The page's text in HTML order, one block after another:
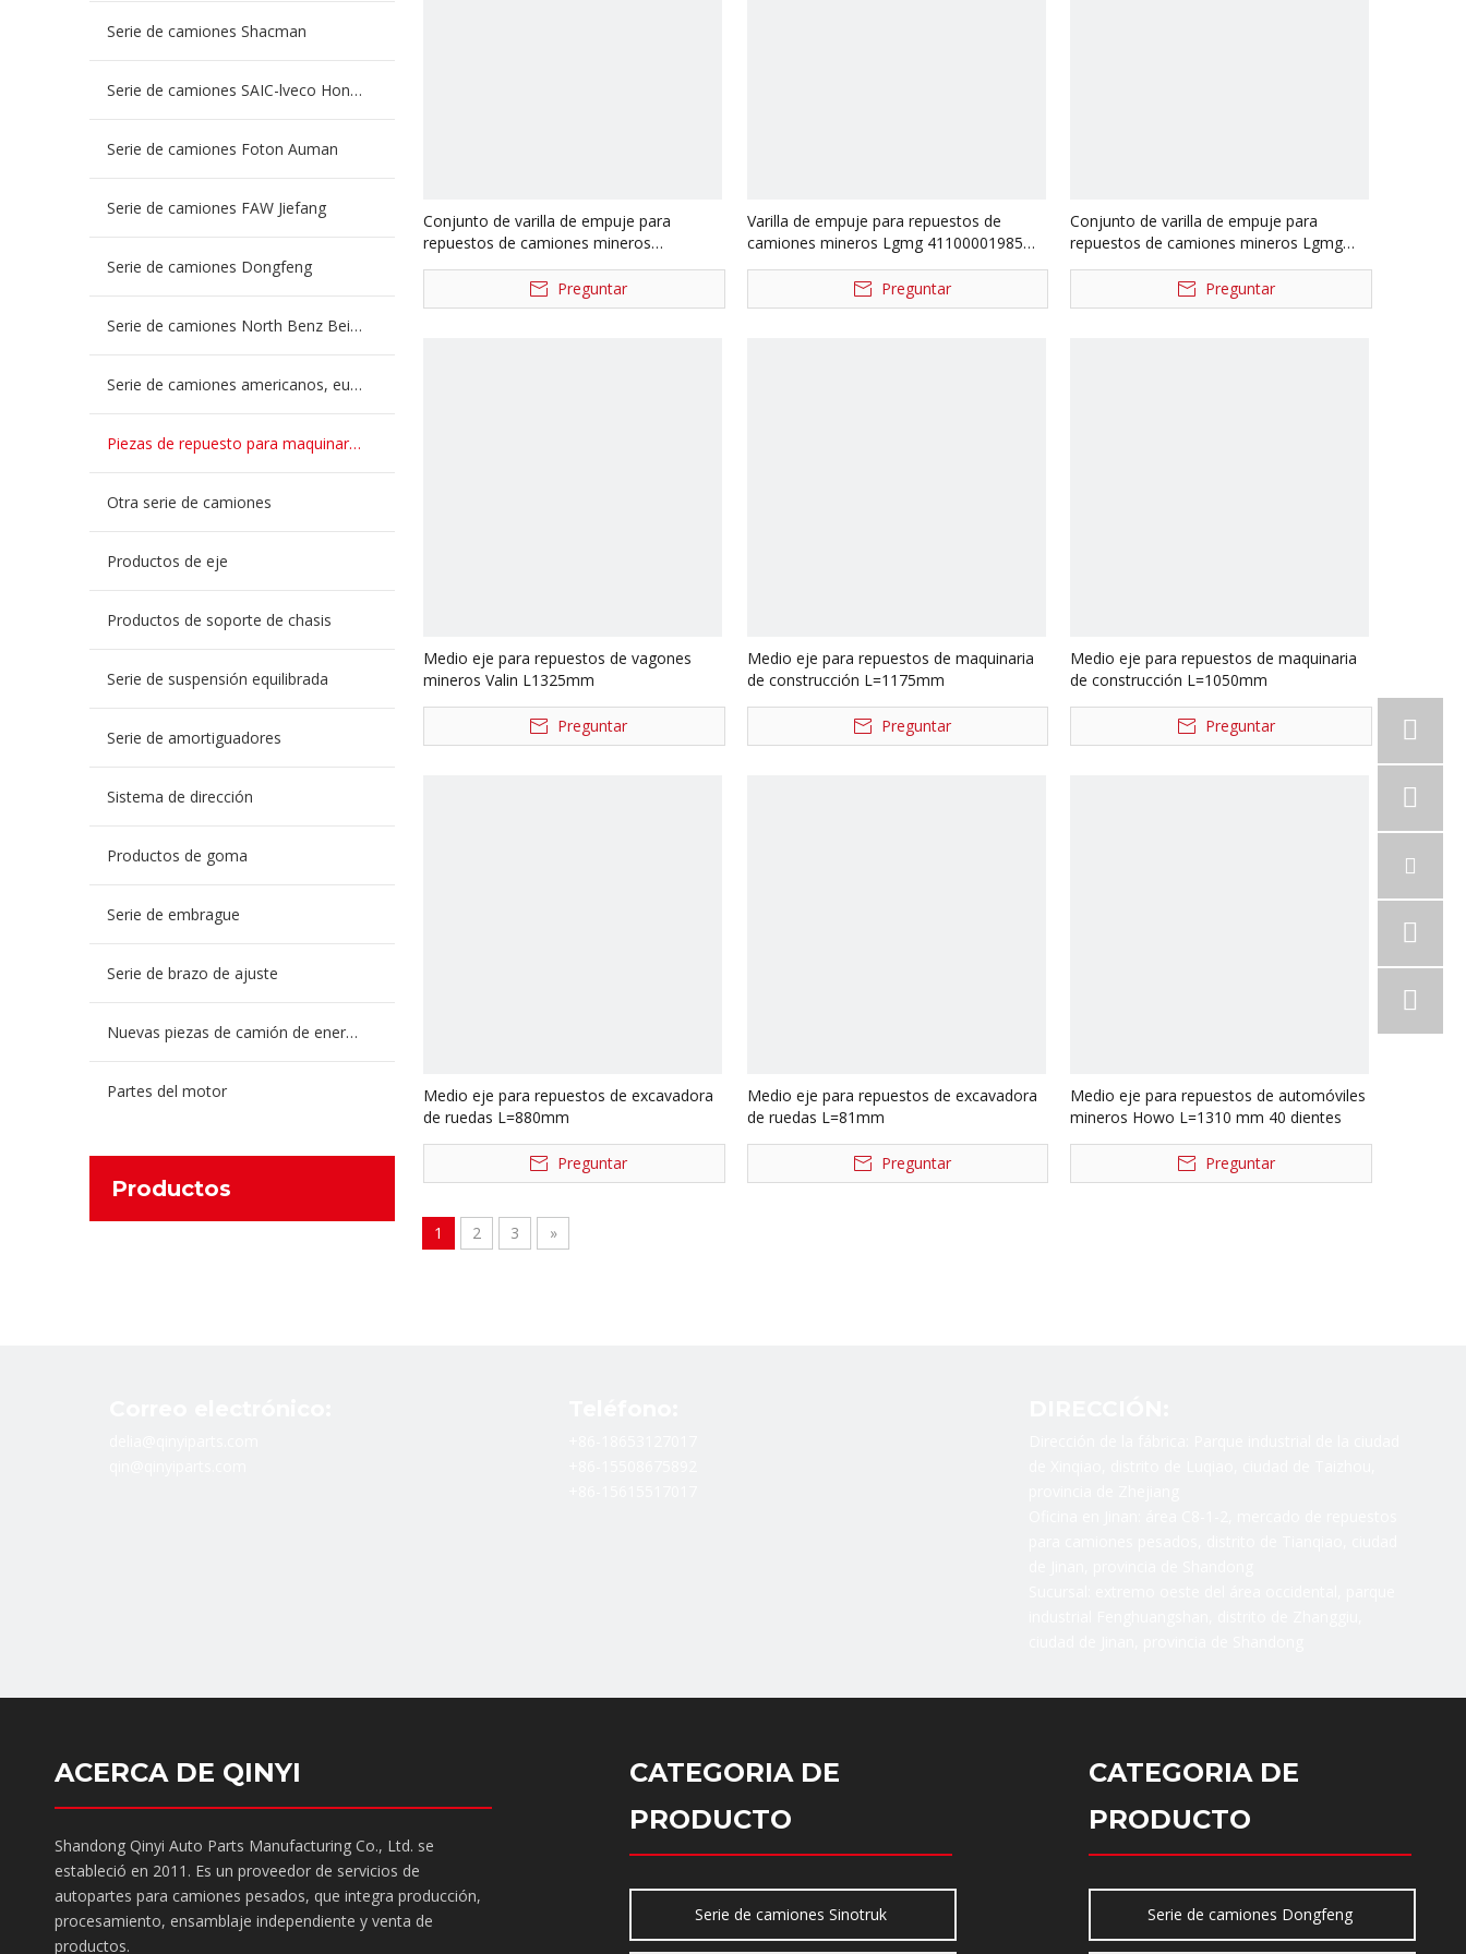
Serie de camiones Shacman
Serie de camiones SAIC-lveco Hongyan
Serie de camiones Foton Auman
Serie de camiones FAW Jiefang
Serie de camiones Dongfeng
Serie de camiones North Benz Beiben
Serie de camiones americanos, europeos y japoneses
Piezas de repuesto para maquinaria de ingeniería de camiones mineros
Otra serie de camiones
Productos de eje
Productos de soporte de chasis
Serie de suspensión equilibrada
Serie de amortiguadores
Sistema de dirección
Productos de goma
Serie de embrague
Serie de brazo de ajuste
Nuevas piezas de camión de energía
Partes del motor
Productos
Conjunto de varilla de empuje para
repuestos de camiones mineros
4110702187 41100001984
Preguntar
Varilla de empuje para repuestos de
camiones mineros Lgmg 41100001985
4110000883 4110000290
Preguntar
Conjunto de varilla de empuje para
repuestos de camiones mineros Lgmg
87029110080
Preguntar
Medio eje para repuestos de vagones
mineros Valin L1325mm
Preguntar
Medio eje para repuestos de maquinaria
de construcción L=1175mm
Preguntar
Medio eje para repuestos de maquinaria
de construcción L=1050mm
Preguntar
Medio eje para repuestos de excavadora
de ruedas L=880mm
Preguntar
Medio eje para repuestos de excavadora
de ruedas L=81mm
Preguntar
Medio eje para repuestos de automóviles
mineros Howo L=1310 mm 40 dientes
Preguntar
1 2 3 »
ACERCA DE QINYI
Shandong Qinyi Auto Parts Manufacturing Co., Ltd. se
estableció en 2011. Es un proveedor de servicios de
autopartes para camiones pesados, que integra producción,
procesamiento, ensamblaje independiente y venta de
productos.
CATEGORIA DE
PRODUCTO
Serie de camiones Sinotruk
CATEGORIA DE
PRODUCTO
Serie de camiones Dongfeng